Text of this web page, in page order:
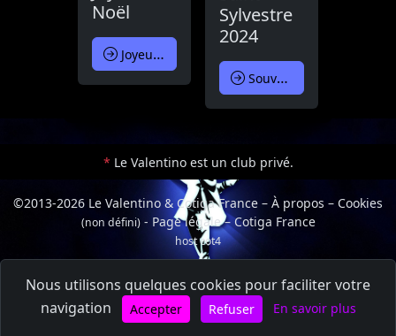
Noël
Joyeux Noël
Sylvestre
2024
Souvenir Saint Sylvestre 2024
* Le Valentino est un club privé.
©2013-2026 Le Valentino & Cotiga France – À propos – Cookies
(non défini)- Page légale–Cotiga France
host cot4
Nous utilisons quelques cookies pour faciliter votre
navigation
Accepter Refuser En savoir plus